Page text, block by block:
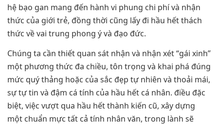
hệ bạo gan mang đến hành vi phung chi phí và nhận
thức của giới trẻ, đồng thời cũng lấy đi hầu hết thách
thức về vai trung phong ý và đạo đức.
Chúng ta cần thiết quan sát nhận và nhận xét “gái xinh”
một phương thức đa chiều, tôn trọng và khai phá đúng
mức quý thảng hoặc của sắc đẹp tự nhiên và thoải mái,
sự tự tin và đậm cá tính của hầu hết cá nhân. điều đặc
biệt, việc vượt qua hầu hết thành kiến cũ, xây dựng
một chuẩn mực tất cả tính nhân văn, trong lành sẽ